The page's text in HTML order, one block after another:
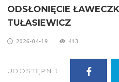
ODSŁONIĘCIE
TUŁASIEWICZ
2026-04-19 413
UDOSTĘPNIJ: